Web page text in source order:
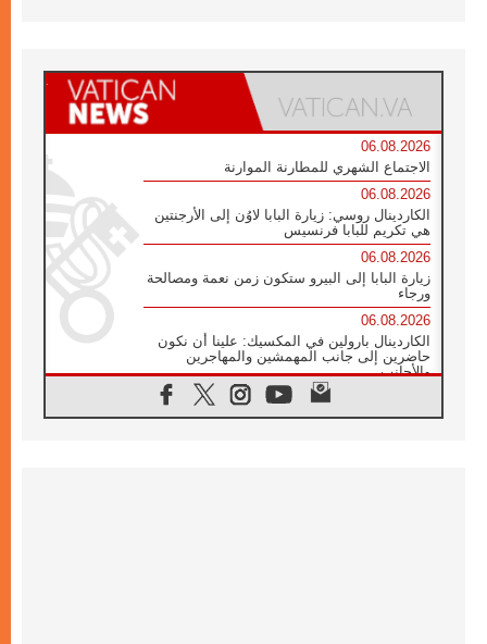
06.08.2026
الاجتماع الشهري للمطارنة الموارنة
06.08.2026
الكاردينال روسي: زيارة البابا لاوُن إلى الأرجنتين
هي تكريم للبابا فرنسيس
06.08.2026
زيارة البابا إلى البيرو ستكون زمن نعمة ومصالحة
ورجاء
06.08.2026
الكاردينال بارولين في المكسيك: علينا أن نكون
حاضرين إلى جانب المهمشين والمهاجرين
والأجانب
البابا لاوُن الرابع عشر للشباب في أسيزي: